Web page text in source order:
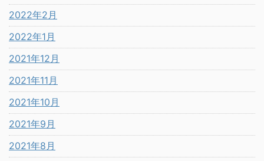
2022年2月
2022年1月
2021年12月
2021年11月
2021年10月
2021年9月
2021年8月